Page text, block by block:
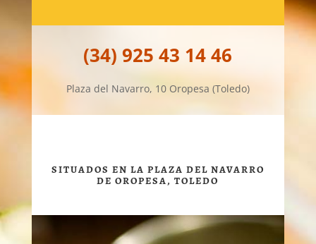
(34) 925 43 14 46
Plaza del Navarro, 10 Oropesa (Toledo)
SITUADOS EN LA PLAZA DEL NAVARRO
DE OROPESA, TOLEDO